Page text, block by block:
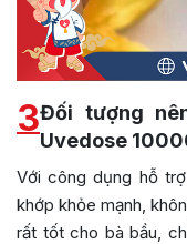
3Đối tượng
Uvedose
Với công dụng hỗ
khớp khỏe mạnh,
rất tốt cho bà bầu,